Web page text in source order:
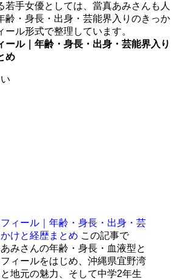
若手女優としては、當真あみさんも人
齢・身長・出身・芸能界入りのきっか
ル形式で整理しています。
ール｜年齢・身長・出身・芸能界入り
め
ィール｜年齢・身長・出身・芸
けと経歴まとめ この記事で
みさんの年齢・身長・血液型と
ィールをはじめ、沖縄県宜野湾
地元の魅力、そして中学2年生